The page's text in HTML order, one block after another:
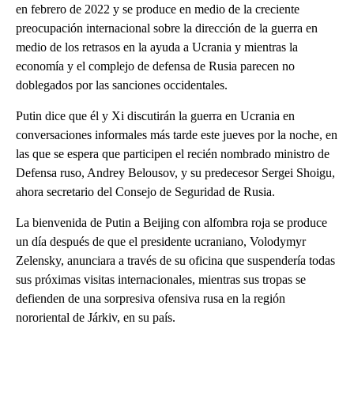
en febrero de 2022 y se produce en medio de la creciente
preocupación internacional sobre la dirección de la guerra en
medio de los retrasos en la ayuda a Ucrania y mientras la
economía y el complejo de defensa de Rusia parecen no
doblegados por las sanciones occidentales.
Putin dice que él y Xi discutirán la guerra en Ucrania en
conversaciones informales más tarde este jueves por la noche, en
las que se espera que participen el recién nombrado ministro de
Defensa ruso, Andrey Belousov, y su predecesor Sergei Shoigu,
ahora secretario del Consejo de Seguridad de Rusia.
La bienvenida de Putin a Beijing con alfombra roja se produce
un día después de que el presidente ucraniano, Volodymyr
Zelensky, anunciara a través de su oficina que suspendería todas
sus próximas visitas internacionales, mientras sus tropas se
defienden de una sorpresiva ofensiva rusa en la región
nororiental de Járkiv, en su país.